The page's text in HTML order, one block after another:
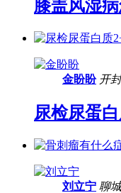
膝盖风湿
金盼盼 开
尿检尿蛋
刘立宁 聊